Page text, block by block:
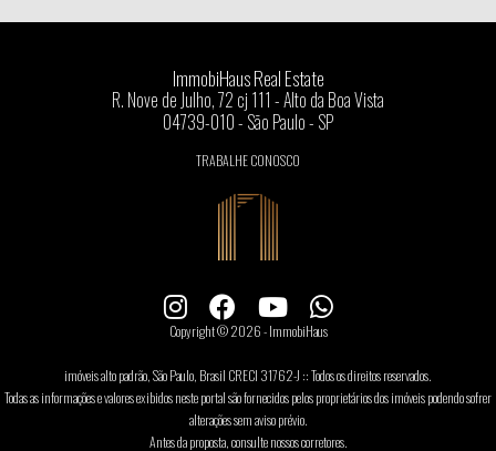
ImmobiHaus Real Estate
R. Nove de Julho, 72 cj 111 - Alto da Boa Vista
04739-010 - São Paulo - SP
TRABALHE CONOSCO
Copyright © 2026 - ImmobiHaus
imóveis alto padrão, São Paulo, Brasil CRECI 31762-J :: Todos os direitos reservados.
Todas as informações e valores exibidos neste portal são fornecidos pelos proprietários dos imóveis podendo sofrer
alterações sem aviso prévio.
Antes da proposta, consulte nossos corretores.